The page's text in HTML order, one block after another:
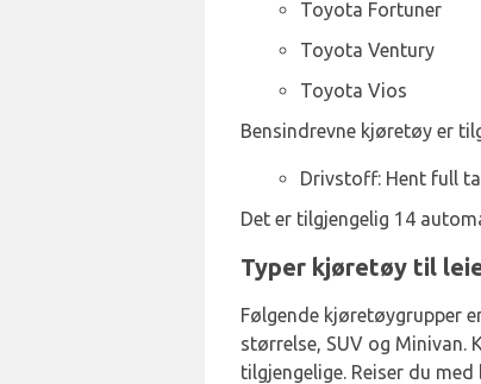
Toyota Fortuner
Toyota Ventury
Toyota Vios
Bensindrevne kjøretøy er
Drivstoff: Hent full
Det er tilgjengelig 14
Typer kjøretøy til
Følgende kjøretøygrupper
størrelse, SUV og Minivan.
tilgjengelige. Reiser du